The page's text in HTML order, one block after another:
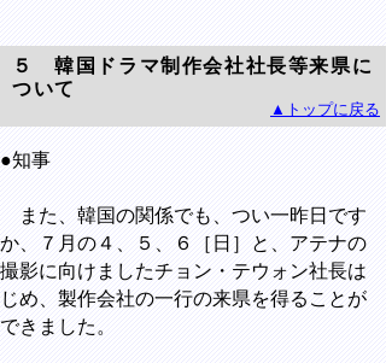
５ 韓国ドラマ制作会社社長等来県に
ついて
▲トップに戻る
●知事
また、韓国の関係でも、つい一昨日です
か、７月の４、５、６［日］と、アテナの
撮影に向けましたチョン・テウォン社長は
じめ、製作会社の一行の来県を得ることが
できました。